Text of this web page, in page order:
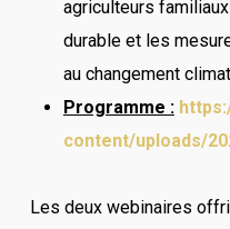
agriculteurs
durable et les
au changement
Programme :
content/uploads/
Les deux webinaires